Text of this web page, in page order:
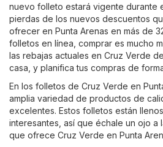
nuevo folleto estará vigente durante
pierdas de los nuevos descuentos
ofrecer en Punta Arenas en más de
folletos en línea, comprar es mucho
las rebajas actuales en Cruz Verde
casa, y planifica tus compras de
En los folletos de Cruz Verde en
amplia variedad de productos de
excelentes. Estos folletos están
interesantes, así que échale un ojo a
que ofrece Cruz Verde en Punta